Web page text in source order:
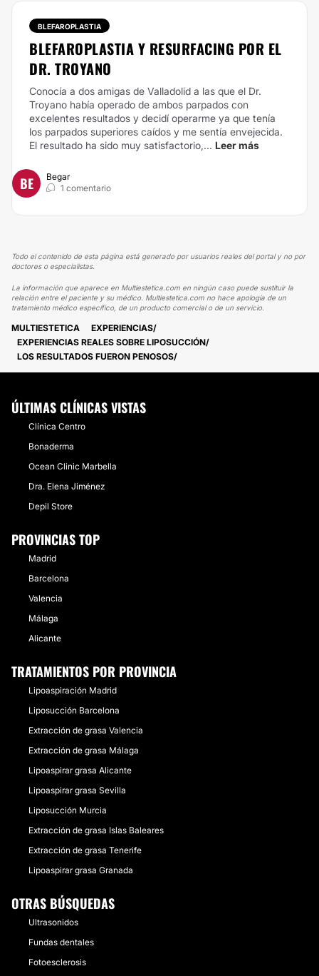
BLEFAROPLASTIA
BLEFAROPLASTIA Y RESURFACING POR EL
DR. TROYANO
Conocía a dos amigas de Valladolid a las que el Dr.
Troyano había operado de ambos parpados con
excelentes resultados y decidí operarme ya que tenía
los parpados superiores caídos y me sentía envejecida.
El resultado ha sido muy satisfactorio,... Leer más
BE
Begar
1 comentario
Todo el contenido de esta página está generado por usuarios reales del portal y no por
doctores o especialistas.
La información que aparece en Multiestetica.com en ningún caso puede sustituir la
relación entre el paciente y su médico. Multiestetica.com no hace apología de un
tratamiento médico específico, de un producto comercial o de un servicio.
MULTIESTETICA
EXPERIENCIAS
EXPERIENCIAS REALES SOBRE LIPOSUCCIÓN
LOS RESULTADOS FUERON PENOSOS
ÚLTIMAS CLÍNICAS VISTAS
Clínica Centro
Bonaderma
Ocean Clinic Marbella
Dra. Elena Jiménez
Depil Store
PROVINCIAS TOP
Madrid
Barcelona
Valencia
Málaga
Alicante
TRATAMIENTOS POR PROVINCIA
Lipoaspiración Madrid
Liposucción Barcelona
Extracción de grasa Valencia
Extracción de grasa Málaga
Lipoaspirar grasa Alicante
Lipoaspirar grasa Sevilla
Liposucción Murcia
Extracción de grasa Islas Baleares
Extracción de grasa Tenerife
Lipoaspirar grasa Granada
OTRAS BÚSQUEDAS
Ultrasonidos
Fundas dentales
Fotoesclerosis